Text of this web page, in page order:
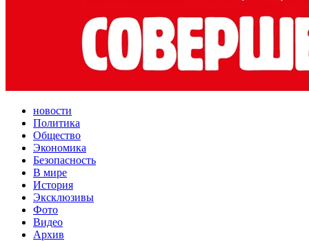
новости
Политика
Общество
Экономика
Безопасность
В мире
История
Эксклюзивы
Фото
Видео
Архив